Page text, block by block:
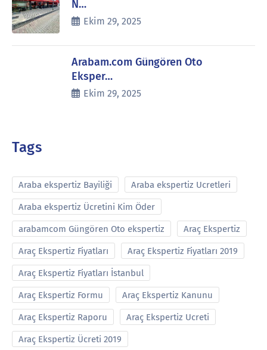
N…
Ekim 29, 2025
Arabam.com Güngören Oto
Eksper…
Ekim 29, 2025
Tags
Araba ekspertiz Bayiliği Araba ekspertiz Ucretleri
Araba ekspertiz Ücretini Kim Öder
arabamcom Güngören Oto ekspertiz Araç Ekspertiz
Araç Ekspertiz Fiyatları Araç Ekspertiz Fiyatları 2019
Araç Ekspertiz Fiyatları İstanbul
Araç Ekspertiz Formu Araç Ekspertiz Kanunu
Araç Ekspertiz Raporu Araç Ekspertiz Ucreti
Araç Ekspertiz Ücreti 2019